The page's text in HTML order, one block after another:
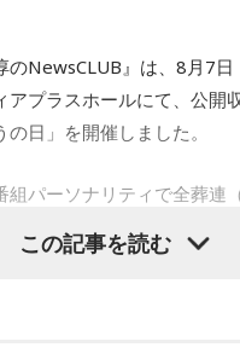
のNewsCLUB』は、8月7日
アプラスホールにて、公開
の日」を開催しました。
組パーソナリティで全葬連
トの砂山圭大郎アナウンサ
この記事を読む